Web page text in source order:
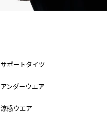
サポートタイツ
アンダーウエア
涼感ウエア